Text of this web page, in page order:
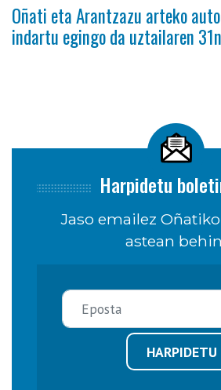
Oñati eta Arantzazu arteko
indartu egingo da uztailaren 31n
Harpidetu
Jaso emailez
astean
HARPIDETU